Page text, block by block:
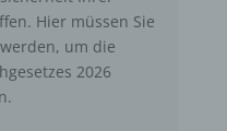
Hier müssen Sie
um die
2026